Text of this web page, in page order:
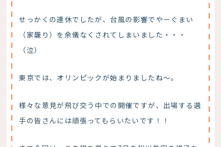
せっかくの連休でしたが、台風の影響でやーぐまい
（家籠り）を余儀なくされてしまいました・・・
（泣）
東京では、オリンピックが始まりましたね～。
様々な意見が飛び交う中での開催ですが、出場する選
手の皆さんには頑張ってもらいたいです！！